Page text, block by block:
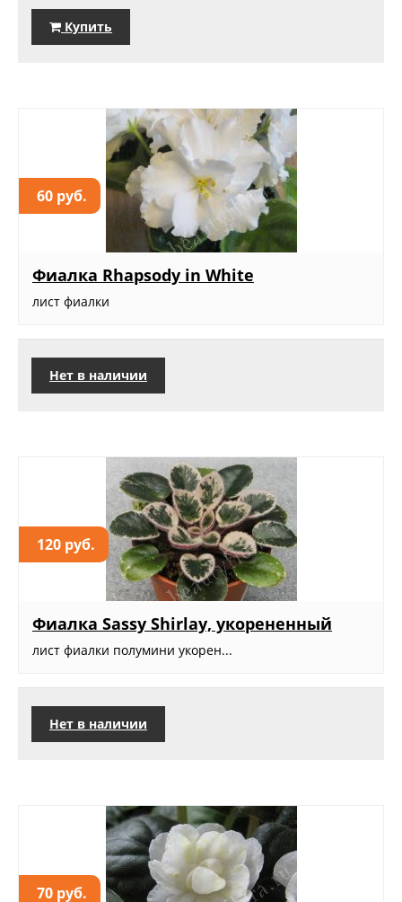
Купить
60 руб.
Фиалка Rhapsody in White
лист фиалки
Нет в наличии
120 руб.
Фиалка Sassy Shirlay, укорененный
лист фиалки полумини укорен...
Нет в наличии
70 руб.